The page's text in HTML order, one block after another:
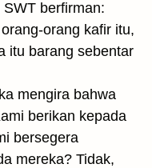
berfirman:
orang kafir itu,
itu barang sebentar
mengira bahwa
berikan kepada
bersegera
mereka? Tidak,